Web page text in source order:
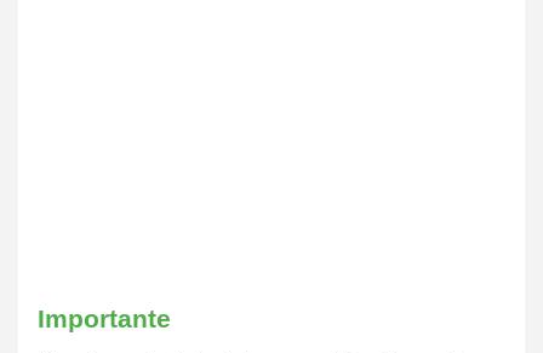
Importante